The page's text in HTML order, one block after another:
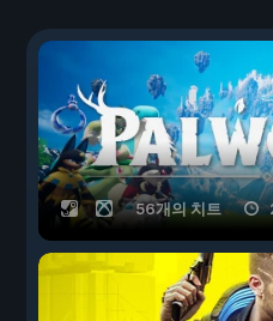
56개의 치트